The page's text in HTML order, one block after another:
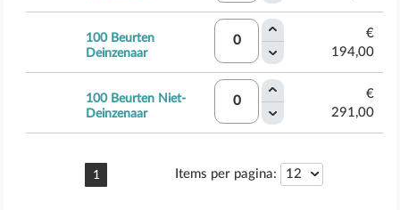
100 Beurten
Deinzenaar
€
194,00
100 Beurten Niet-
Deinzenaar
€
291,00
1 Items per pagina: